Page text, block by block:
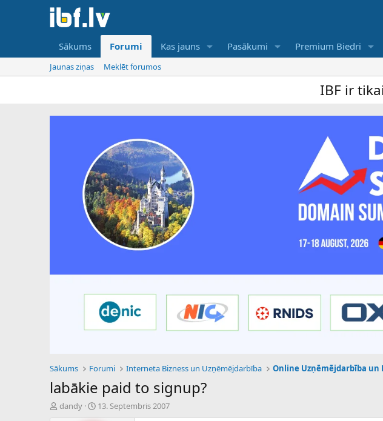
Sākums Forumi Kas jauns Pasākumi Premium Biedri
Jaunas ziņas Meklēt forumos
IBF ir tikai online
Sākums Forumi Interneta Bizness un Uzņēmējdarbība
labākie paid to signup?
P
dandy
S13. Septembris 2007